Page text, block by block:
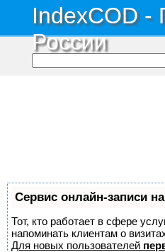
IndexCOD -
России
Сервис онлайн-записи
Тот, кто работает в сфере
напоминать клиентам о
Для новых пользователей